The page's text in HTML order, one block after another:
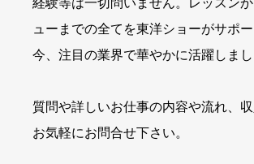
経験等は一切問いません。レッスン
ューまでの全てを東洋ショーがサポー
今、注目の業界で華やかに活躍しまし
質問や詳しいお仕事の内容や流れ、
お気軽にお問合せ下さい。